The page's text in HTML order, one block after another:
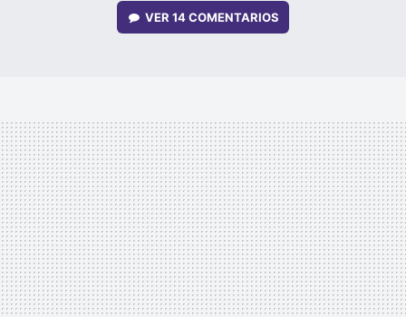
VER 14 COMENTARIOS